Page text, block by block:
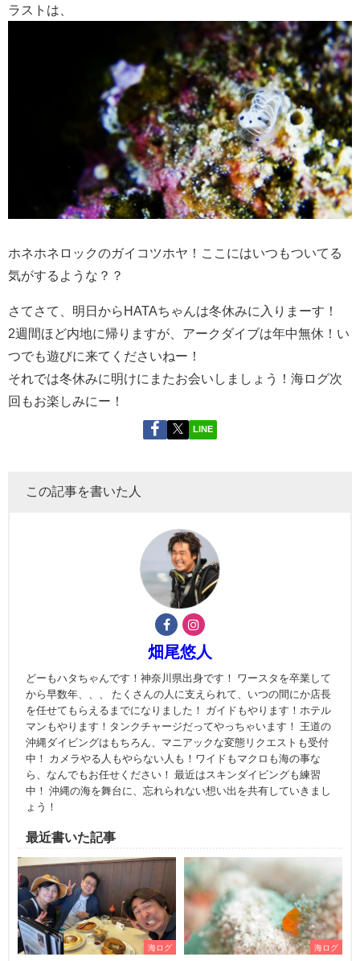
ラストは、
ホネホネロックのガイコツホヤ！ここにはいつもついてる
気がするような？？
さてさて、明日からHATAちゃんは冬休みに入りまーす！
2週間ほど内地に帰りますが、アークダイブは年中無休！い
つでも遊びに来てくださいねー！
それでは冬休みに明けにまたお会いしましょう！海ログ次
回もお楽しみにー！
LINE
この記事を書いた人
畑尾悠人
どーもハタちゃんです！神奈川県出身です！ ワースタを卒業して
から早数年、、、 たくさんの人に支えられて、いつの間にか店長
を任せてもらえるまでになりました！ ガイドもやります！ホテル
マンもやります！タンクチャージだってやっちゃいます！ 王道の
沖縄ダイビングはもちろん、マニアックな変態リクエストも受付
中！ カメラやる人もやらない人も！ワイドもマクロも海の事な
ら、なんでもお任せください！ 最近はスキンダイビングも練習
中！ 沖縄の海を舞台に、忘れられない想い出を共有していきまし
ょう！
最近書いた記事
海ログ 海ログ